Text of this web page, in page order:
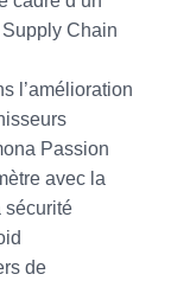
Chain
l’amélioration
Passion
avec la
sécurité
de